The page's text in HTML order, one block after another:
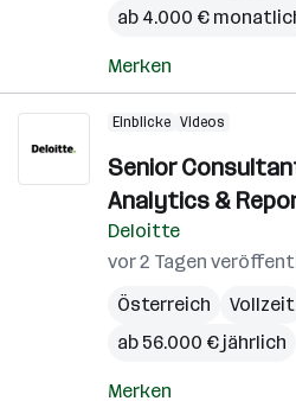
ab 4.000 €
Merken
Einblicke Videos
Senior
Analytics &
Deloitte
vor 2 Tagen
Österreich
Vollzeit
ab 56.000 € jährlich
Merken